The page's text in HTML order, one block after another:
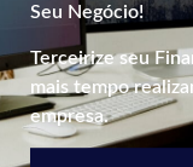
Seu Negócio!
Terceirize seu
mais tempo
empresa.